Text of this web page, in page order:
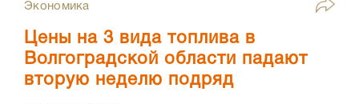
Экономика
Цены на 3 вида топлива в
Волгоградской области падают
вторую неделю подряд